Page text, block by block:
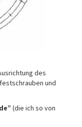
des
und
(die ich so von